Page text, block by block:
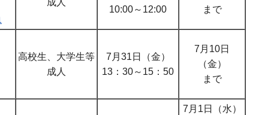
成人
10:00～12:00
まで
高校生、大学生等
成人
7月31日（金）
13：30～15：50
7月10日
（金）
まで
7月1日（水）